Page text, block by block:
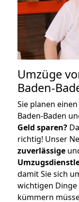
Umzüge
Baden-
Sie planen
Baden-Baden
Geld sparen?
richtig! Unser
zuverlässige
damit Sie sich
wichtigen
kümmern